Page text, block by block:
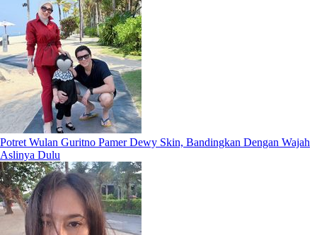
Potret Wulan Guritno Pamer Dewy Skin, Bandingkan Dengan Wajah
Aslinya Dulu